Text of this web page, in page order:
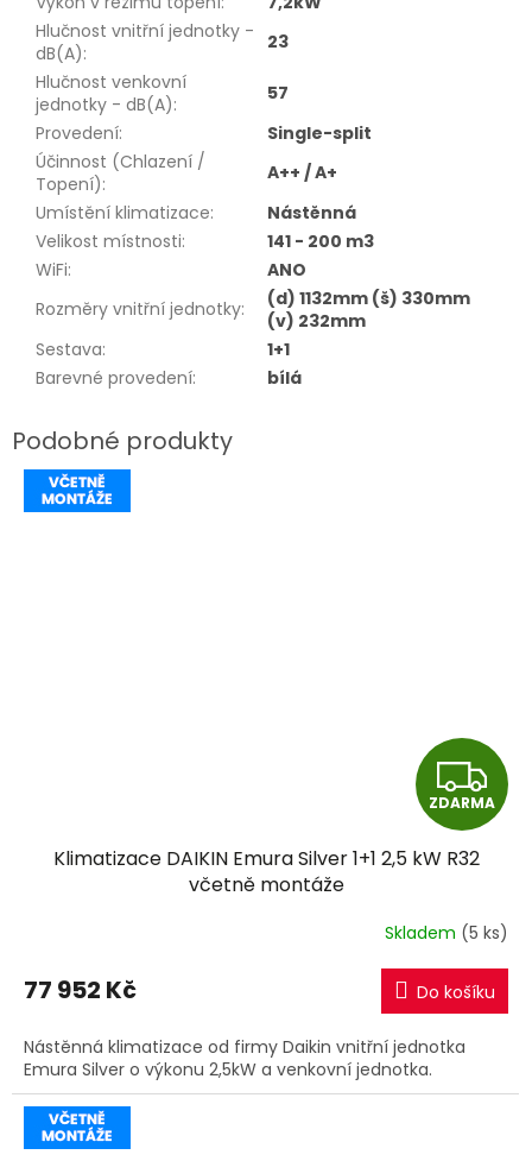
Hlučnost vnitřní jednotky -
dB(A):
23
Hlučnost venkovní
jednotky - dB(A):
57
Provedení:
Single-split
Účinnost (Chlazení /
Topení):
A++ / A+
Umístění klimatizace:
Nástěnná
Velikost místnosti:
141 - 200 m3
WiFi:
ANO
Rozměry vnitřní jednotky:
(d) 1132mm (š) 330mm
(v) 232mm
Sestava:
1+1
Barevné provedení: bílá
Z
D
R
M
A
ZDARMA
Klimatizace DAIKIN Emura Silver 1+1 2,5 kW R32
včetně montáže
Skladem (5 ks)
77 952 Kč Do košíku
Nástěnná klimatizace od firmy Daikin vnitřní jednotka
Emura Silver o výkonu 2,5kW a venkovní jednotka.